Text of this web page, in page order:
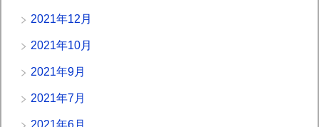
2021年12月
2021年10月
2021年9月
2021年7月
2021年6月